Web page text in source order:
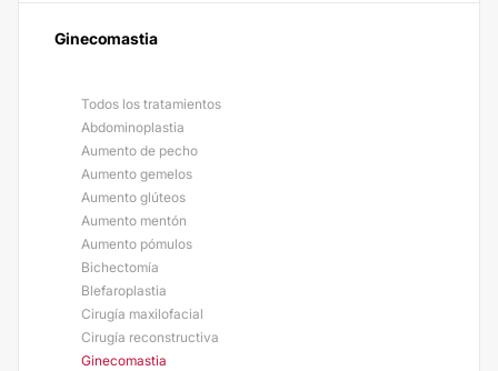
Ginecomastia
Todos los tratamientos
Abdominoplastia
Aumento de pecho
Aumento gemelos
Aumento glúteos
Aumento mentón
Aumento pómulos
Bichectomía
Blefaroplastia
Cirugía maxilofacial
Cirugía reconstructiva
Ginecomastia